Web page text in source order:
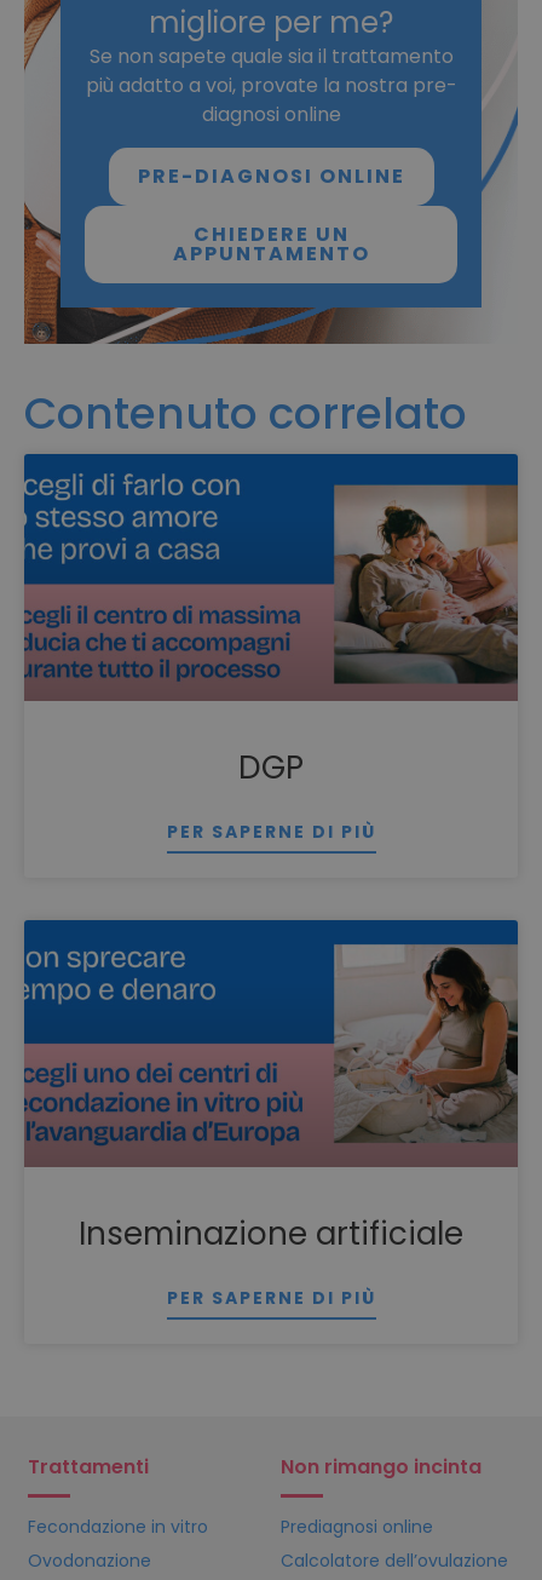
migliore per me?
Se non sapete quale sia il trattamento
più adatto a voi, provate la nostra pre-
diagnosi online
PRE-DIAGNOSI ONLINE
CHIEDERE UN
APPUNTAMENTO
Contenuto correlato
DGP
PER SAPERNE DI PIÙ
Inseminazione artificiale
PER SAPERNE DI PIÙ
Trattamenti
Fecondazione in vitro
Ovodonazione
Non rimango incinta
Prediagnosi online
Calcolatore dell’ovulazione